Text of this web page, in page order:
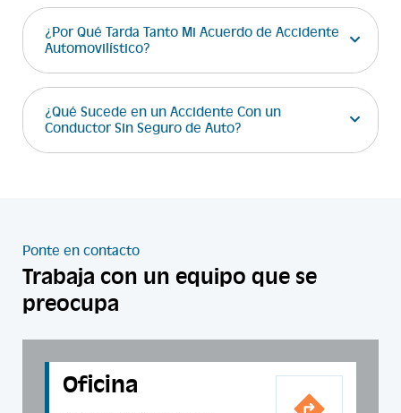
¿Por Qué Tarda Tanto Mi Acuerdo de Accidente
Automovilístico?
¿Qué Sucede en un Accidente Con un
Conductor Sin Seguro de Auto?
Ponte en contacto
Trabaja con un equipo que se
preocupa
Oficina